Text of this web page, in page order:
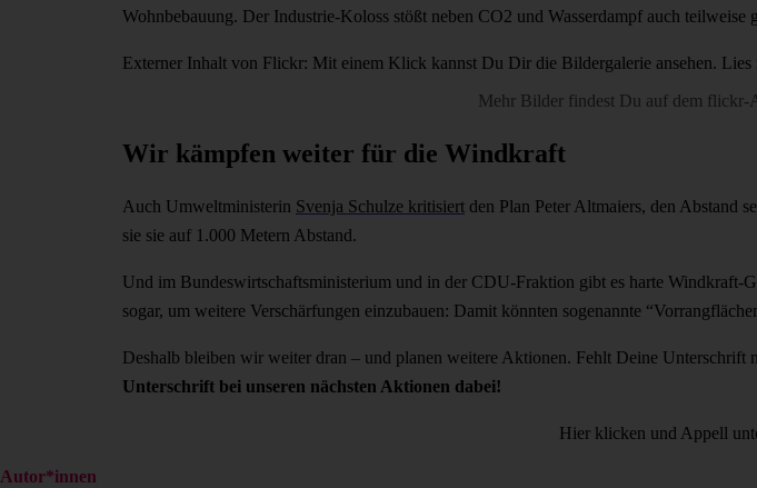
Wohnbebauung. Der Industrie-Koloss stößt neben CO2 und Wasserdampf auch teilweise
Externer Inhalt von Flickr: Mit einem Klick kannst Du Dir die Bildergalerie ansehen. Lies
Mehr Bilder findest Du auf dem flickr-
Wir kämpfen weiter für die Windkraft
Auch Umweltministerin Svenja Schulze kritisiert den Plan Peter Altmaiers, den Abstand
sie sie auf 1.000 Metern Abstand.
Und im Bundeswirtschaftsministerium und in der CDU-Fraktion gibt es harte Windkraft-
sogar, um weitere Verschärfungen einzubauen: Damit könnten sogenannte
Deshalb bleiben wir weiter dran – und planen weitere Aktionen. Fehlt Deine Unterschrift
Unterschrift bei unseren nächsten Aktionen dabei!
Hier klicken und Appell
Autor*innen